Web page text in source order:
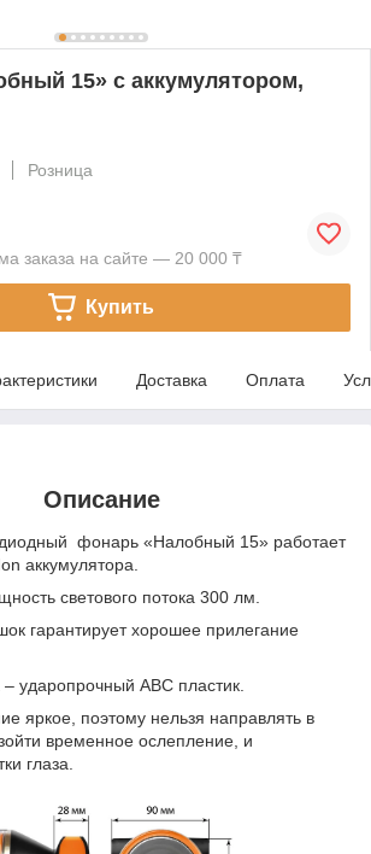
15» с аккумулятором,
Розница
заказа на сайте — 20 000 ₸
Купить
Доставка Оплата
Описание
фонарь «Налобный 15» работает
аккумулятора.
светового потока 300 лм.
гарантирует хорошее прилегание
ударопрочный ABC пластик.
яркое, поэтому нельзя направлять в
временное ослепление, и
глаза.